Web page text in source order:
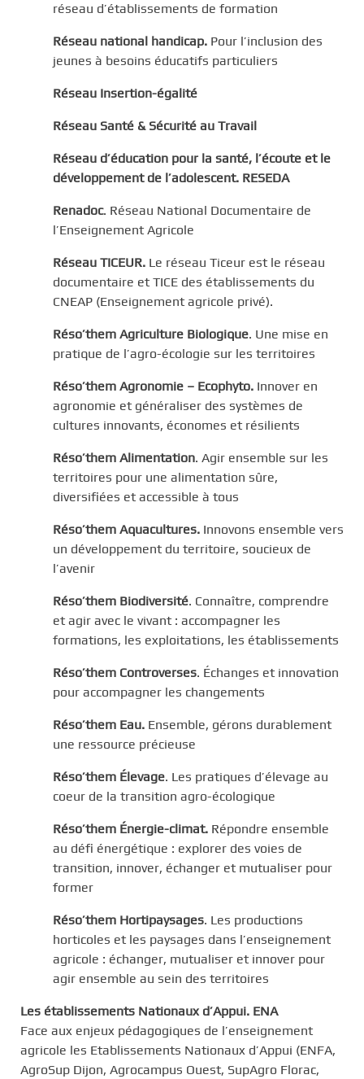
réseau d’établissements de formation
Réseau national handicap. Pour l’inclusion des
jeunes à besoins éducatifs particuliers
Réseau Insertion-égalité
Réseau Santé & Sécurité au Travail
Réseau d’éducation pour la santé, l’écoute et le
développement de l’adolescent. RESEDA
Renadoc. Réseau National Documentaire de
l’Enseignement Agricole
Réseau TICEUR. Le réseau Ticeur est le réseau
documentaire et TICE des établissements du
CNEAP (Enseignement agricole privé).
Réso’them Agriculture Biologique. Une mise en
pratique de l’agro-écologie sur les territoires
Réso’them Agronomie – Ecophyto. Innover en
agronomie et généraliser des systèmes de
cultures innovants, économes et résilients
Réso’them Alimentation. Agir ensemble sur les
territoires pour une alimentation sûre,
diversifiées et accessible à tous
Réso’them Aquacultures. Innovons ensemble vers
un développement du territoire, soucieux de
l’avenir
Réso’them Biodiversité. Connaître, comprendre
et agir avec le vivant : accompagner les
formations, les exploitations, les établissements
Réso’them Controverses. Échanges et innovation
pour accompagner les changements
Réso’them Eau. Ensemble, gérons durablement
une ressource précieuse
Réso’them Élevage. Les pratiques d’élevage au
coeur de la transition agro-écologique
Réso’them Énergie-climat. Répondre ensemble
au défi énergétique : explorer des voies de
transition, innover, échanger et mutualiser pour
former
Réso’them Hortipaysages. Les productions
horticoles et les paysages dans l’enseignement
agricole : échanger, mutualiser et innover pour
agir ensemble au sein des territoires
Les établissements Nationaux d’Appui. ENA
Face aux enjeux pédagogiques de l’enseignement
agricole les Etablissements Nationaux d’Appui (ENFA,
AgroSup Dijon, Agrocampus Ouest, SupAgro Florac,